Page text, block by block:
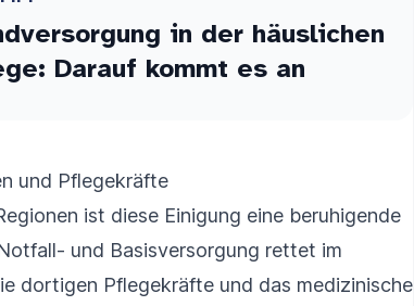
in der häuslichen
Darauf kommt es an
und Pflegekräfte
ist diese Einigung eine beruhigende
und Basisversorgung rettet im
dortigen Pflegekräfte und das medizinische